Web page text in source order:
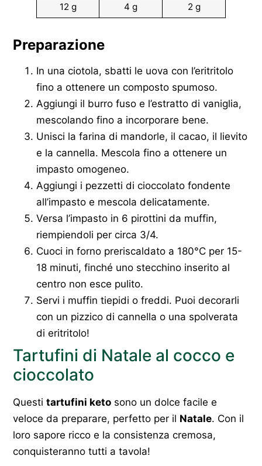
12 g
4 g 2 g
Preparazione
In una ciotola, sbatti le uova con l’eritritolo
fino a ottenere un composto spumoso.
Aggiungi il burro fuso e l’estratto di vaniglia,
mescolando fino a incorporare bene.
Unisci la farina di mandorle, il cacao, il lievito
e la cannella. Mescola fino a ottenere un
impasto omogeneo.
Aggiungi i pezzetti di cioccolato fondente
all’impasto e mescola delicatamente.
Versa l’impasto in 6 pirottini da muffin,
riempiendoli per circa 3/4.
Cuoci in forno preriscaldato a 180°C per 15-
18 minuti, finché uno stecchino inserito al
centro non esce pulito.
Servi i muffin tiepidi o freddi. Puoi decorarli
con un pizzico di cannella o una spolverata
di eritritolo!
Tartufini di Natale al cocco e
cioccolato
Questi tartufini keto sono un dolce facile e
veloce da preparare, perfetto per il Natale. Con il
loro sapore ricco e la consistenza cremosa,
conquisteranno tutti a tavola!